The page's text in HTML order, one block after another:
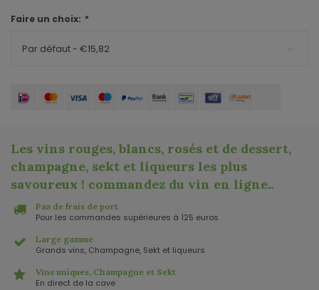
Faire un choix: *
Par défaut - €15,82
Les vins rouges, blancs, rosés et de dessert,
champagne, sekt et liqueurs les plus
savoureux ! commandez du vin en ligne..
Pas de frais de port
Pour les commandes supérieures à 125 euros
Large gamme
Grands vins, Champagne, Sekt et liqueurs
Vins uniques, Champagne et Sekt
En direct de la cave